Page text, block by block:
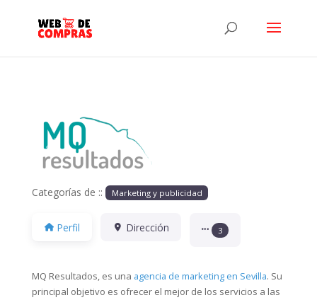
Anterior
Categorías de :: Marketing y publicidad
Perfil Dirección 3
MQ Resultados, es una agencia de marketing en Sevilla. Su
principal objetivo es ofrecer el mejor de los servicios a las